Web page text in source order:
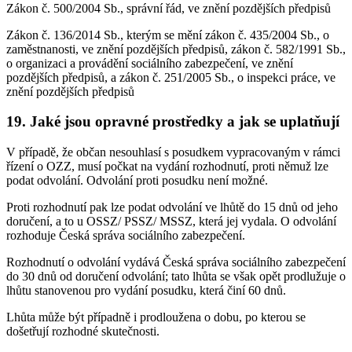
Zákon č. 500/2004 Sb., správní řád, ve znění pozdějších předpisů
Zákon č. 136/2014 Sb., kterým se mění zákon č. 435/2004 Sb., o
zaměstnanosti, ve znění pozdějších předpisů, zákon č. 582/1991 Sb.,
o organizaci a provádění sociálního zabezpečení, ve znění
pozdějších předpisů, a zákon č. 251/2005 Sb., o inspekci práce, ve
znění pozdějších předpisů
19. Jaké jsou opravné prostředky a jak se uplatňují
V případě, že občan nesouhlasí s posudkem vypracovaným v rámci
řízení o OZZ, musí počkat na vydání rozhodnutí, proti němuž lze
podat odvolání. Odvolání proti posudku není možné.
Proti rozhodnutí pak lze podat odvolání ve lhůtě do 15 dnů od jeho
doručení, a to u OSSZ/ PSSZ/ MSSZ, která jej vydala. O odvolání
rozhoduje Česká správa sociálního zabezpečení.
Rozhodnutí o odvolání vydává Česká správa sociálního zabezpečení
do 30 dnů od doručení odvolání; tato lhůta se však opět prodlužuje o
lhůtu stanovenou pro vydání posudku, která činí 60 dnů.
Lhůta může být případně i prodloužena o dobu, po kterou se
došetřují rozhodné skutečnosti.